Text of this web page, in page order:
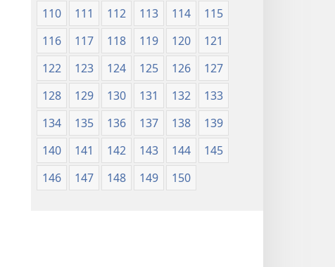
110
111 112 113 114
115
116
117 118 119 120
121
122
123 124 125 126
127
128
129 130 131 132
133
134
135 136 137 138
139
140
141 142 143 144
145
146
147 148 149 150